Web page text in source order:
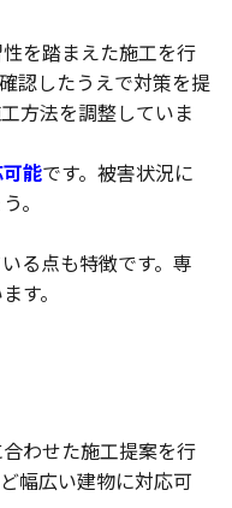
を踏まえた施工を行
認したうえで対策を提
方法を調整していま
能です。被害状況に
。
る点も特徴です。専
す。
わせた施工提案を行
幅広い建物に対応可